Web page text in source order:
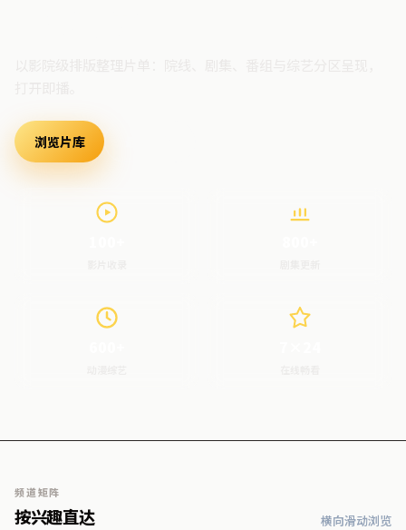
浏览片库
频道矩阵
按兴趣直达 横向滑动浏览